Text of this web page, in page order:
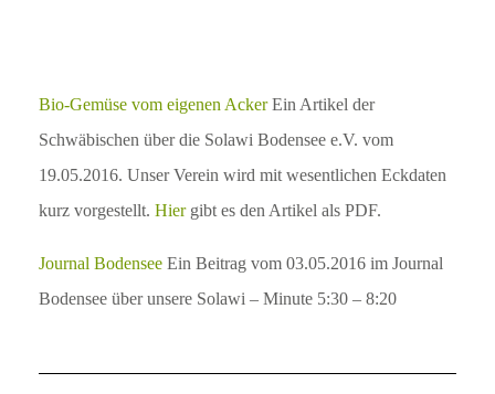
Bio-Gemüse vom eigenen AckerEin Artikel der
Schwäbischen über die Solawi Bodensee e.V. vom
19.05.2016. Unser Verein wird mit wesentlichen Eckdaten
kurz vorgestellt. Hiergibt es den Artikel als PDF.
Journal Bodensee Ein Beitrag vom 03.05.2016 im Journal
Bodensee über unsere Solawi – Minute 5:30 – 8:20